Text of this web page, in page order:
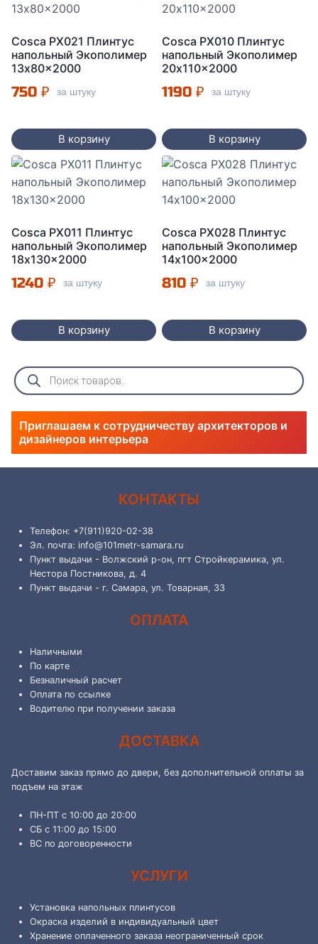
Cosca PX021 Плинтус
напольный Экополимер
13x80x2000
750 ₽ за штуку
В корзину
Cosca PX010 Плинтус
напольный Экополимер
20x110x2000
1190 ₽ за штуку
В корзину
Cosca PX011 Плинтус
напольный Экополимер
18x130x2000
1240 ₽ за штуку
В корзину
Cosca PX028 Плинтус
напольный Экополимер
14x100x2000
810 ₽ за штуку
В корзину
Поиск
товаров
Приглашаем к сотрудничеству архитекторов и
дизайнеров интерьера
КОНТАКТЫ
Телефон: +7(911)920-02-38
Эл. почта: info@101metr-samara.ru
Пункт выдачи - Волжский р-он, пгт Стройкерамика, ул.
Нестора Постникова, д. 4
Пункт выдачи - г. Самара, ул. Товарная, 33
ОПЛАТА
Наличными
По карте
Безналичный расчет
Оплата по ссылке
Водителю при получении заказа
ДОСТАВКА
Доставим заказ прямо до двери, без дополнительной оплаты за
подъем на этаж
ПН-ПТ с 10:00 до 20:00
СБ с 11:00 до 15:00
ВС по договоренности
УСЛУГИ
Установка напольных плинтусов
Окраска изделий в индивидуальный цвет
Хранение оплаченного заказа неограниченный срок